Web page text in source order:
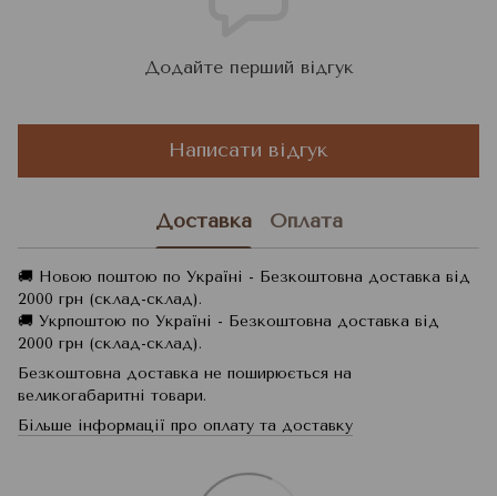
Додайте перший відгук
Написати відгук
Доставка Оплата
🚚 Новою поштою по Україні - Безкоштовна доставка від
2000 грн (склад-склад).
🚚 Укрпоштою по Україні - Безкоштовна доставка від
2000 грн (склад-склад).
Безкоштовна доставка не поширюється на
великогабаритні товари.
Більше інформації про оплату та доставку